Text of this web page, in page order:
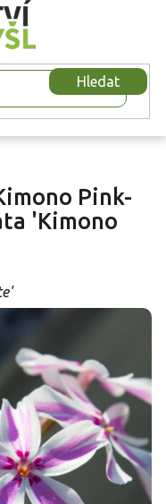
Hledat
Pink-
'Kimono